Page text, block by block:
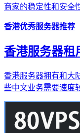
商家的稳定性和安全
香港优秀服务器推荐
香港服务器租
香港服务器拥有和大
些中文业务需要速度